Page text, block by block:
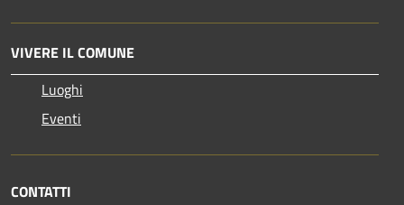
VIVERE IL COMUNE
Luoghi
Eventi
CONTATTI